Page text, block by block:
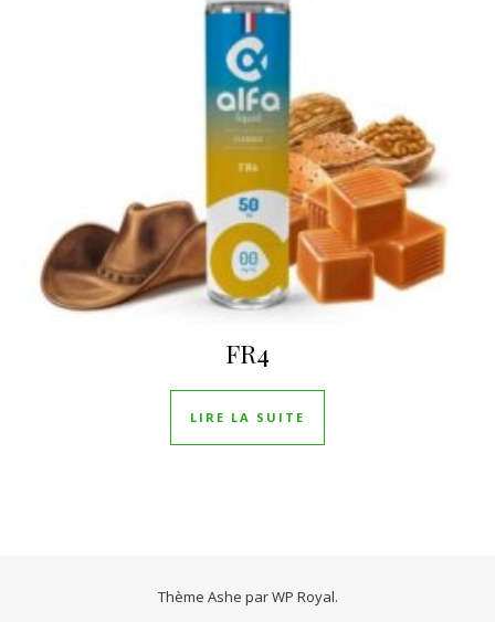
FR4
LIRE LA SUITE
Thème Ashe parWP Royal.